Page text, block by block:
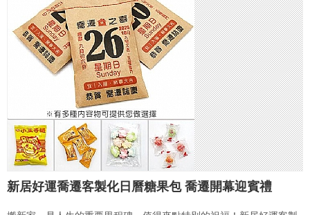
新居好運喬遷客製化日曆糖果包 喬遷開幕迎賓禮